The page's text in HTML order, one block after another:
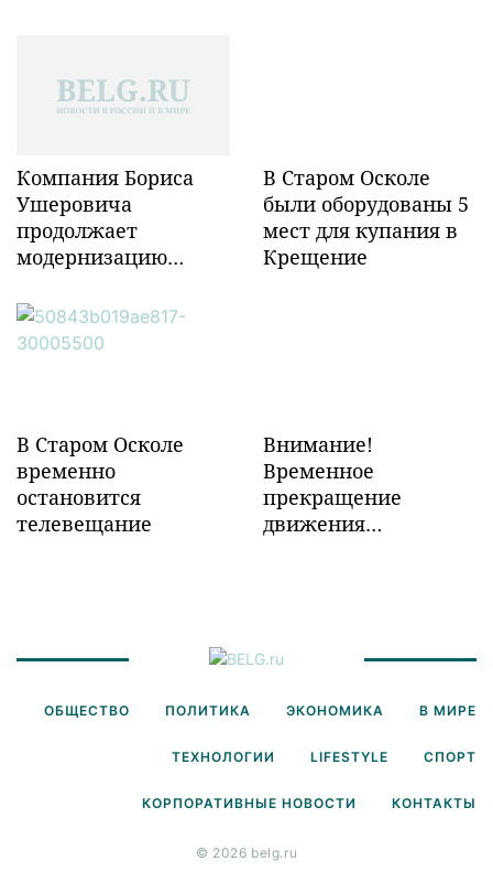
Компания Бориса
Ушеровича
продолжает
модернизацию
инфраструктуры в
Забайкалье
В Старом Осколе
были оборудованы 5
мест для купания в
Крещение
В Старом Осколе
временно
остановится
телевещание
Внимание!
Временное
прекращение
движения
ОБЩЕСТВО ПОЛИТИКА ЭКОНОМИКА В МИРЕ
ТЕХНОЛОГИИ LIFESTYLE СПОРТ
КОРПОРАТИВНЫЕ НОВОСТИ КОНТАКТЫ
© 2026 belg.ru